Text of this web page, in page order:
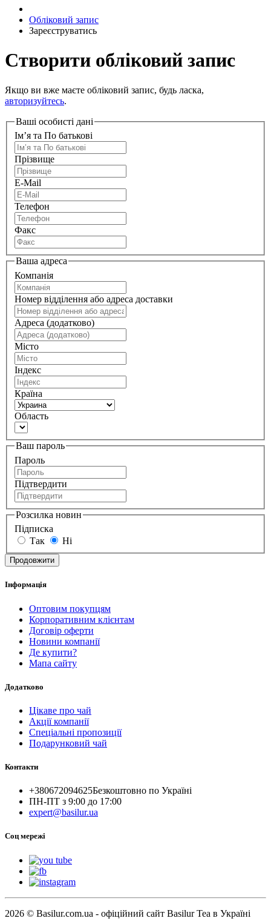
Обліковий запис
Зареєструватись
Створити обліковий запис
Якщо ви вже маєте обліковий запис, будь ласка,
авторизуйтесь.
Ваші особисті дані
Ім’я та По батькові
Прізвище
E-Mail
Телефон
Факс
Ваша адреса
Компанія
Номер відділення або адреса доставки
Адреса (додатково)
Місто
Індекс
Країна
Область
Ваш пароль
Пароль
Підтвердити
Розсилка новин
Підписка
Так
Ні
Інформація
Оптовим покупцям
Корпоративним клієнтам
Договір оферти
Новини компанії
Де купити?
Мапа сайту
Додатково
Цікаве про чай
Акції компанії
Спеціальні пропозиції
Подарунковий чай
Контакти
+380672094625Безкоштовно по Україні
ПН-ПТ з 9:00 до 17:00
expert@basilur.ua
Cоц мережі
2026 © Basilur.com.ua - офіційний сайт Basilur Tea в Україні